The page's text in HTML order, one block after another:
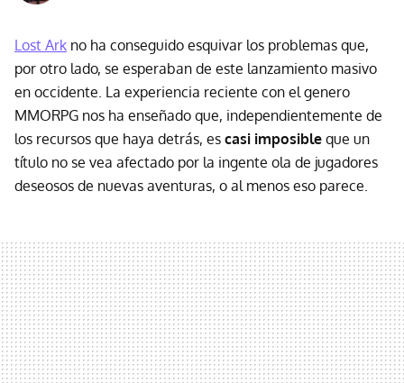
Lost Ark no ha conseguido esquivar los problemas que,
por otro lado, se esperaban de este lanzamiento masivo
en occidente. La experiencia reciente con el genero
MMORPG nos ha enseñado que, independientemente de
los recursos que haya detrás, es casi imposible que un
título no se vea afectado por la ingente ola de jugadores
deseosos de nuevas aventuras, o al menos eso parece.